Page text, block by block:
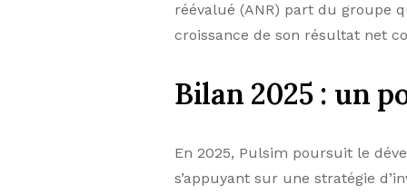
réévalué (ANR) part du groupe
croissance de son résultat net
Bilan 2025 : un
En 2025, Pulsim poursuit le
s’appuyant sur une stratégie